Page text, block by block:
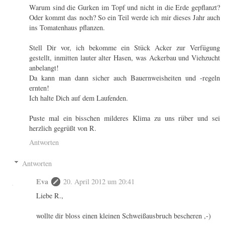
Warum sind die Gurken im Topf und nicht in die Erde gepflanzt?
Oder kommt das noch? So ein Teil werde ich mir dieses Jahr auch
ins Tomatenhaus pflanzen.
Stell Dir vor, ich bekomme ein Stück Acker zur Verfügung
gestellt, inmitten lauter alter Hasen, was Ackerbau und Viehzucht
anbelangt!
Da kann man dann sicher auch Bauernweisheiten und -regeln
ernten!
Ich halte Dich auf dem Laufenden.
Puste mal ein bisschen milderes Klima zu uns rüber und sei
herzlich gegrüßt von R.
Antworten
Antworten
Eva
20. April 2012 um 20:41
Liebe R.,
wollte dir bloss einen kleinen Schweißausbruch bescheren ,-)